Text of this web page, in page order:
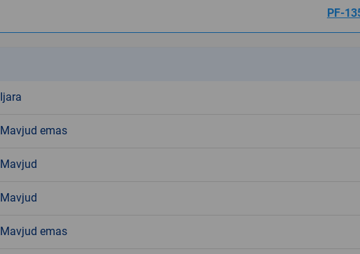
PF-
Ijara
Mavjud emas
Mavjud
Mavjud
Mavjud emas